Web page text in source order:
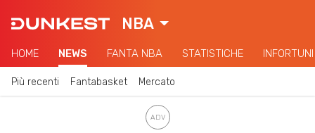
NBA
HOME NEWS FANTA NBA STATISTICHE INFORTUNI
Più recenti Fantabasket Mercato